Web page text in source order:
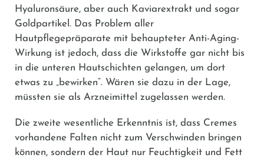
Hyaluronsäure, aber auch Kaviarextrakt und sogar
Goldpartikel. Das Problem aller
Hautpflegepräparate mit behaupteter Anti-Aging-
Wirkung ist jedoch, dass die Wirkstoffe gar nicht bis
in die unteren Hautschichten gelangen, um dort
etwas zu „bewirken“. Wären sie dazu in der Lage,
müssten sie als Arzneimittel zugelassen werden.
Die zweite wesentliche Erkenntnis ist, dass Cremes
vorhandene Falten nicht zum Verschwinden bringen
können, sondern der Haut nur Feuchtigkeit und Fett